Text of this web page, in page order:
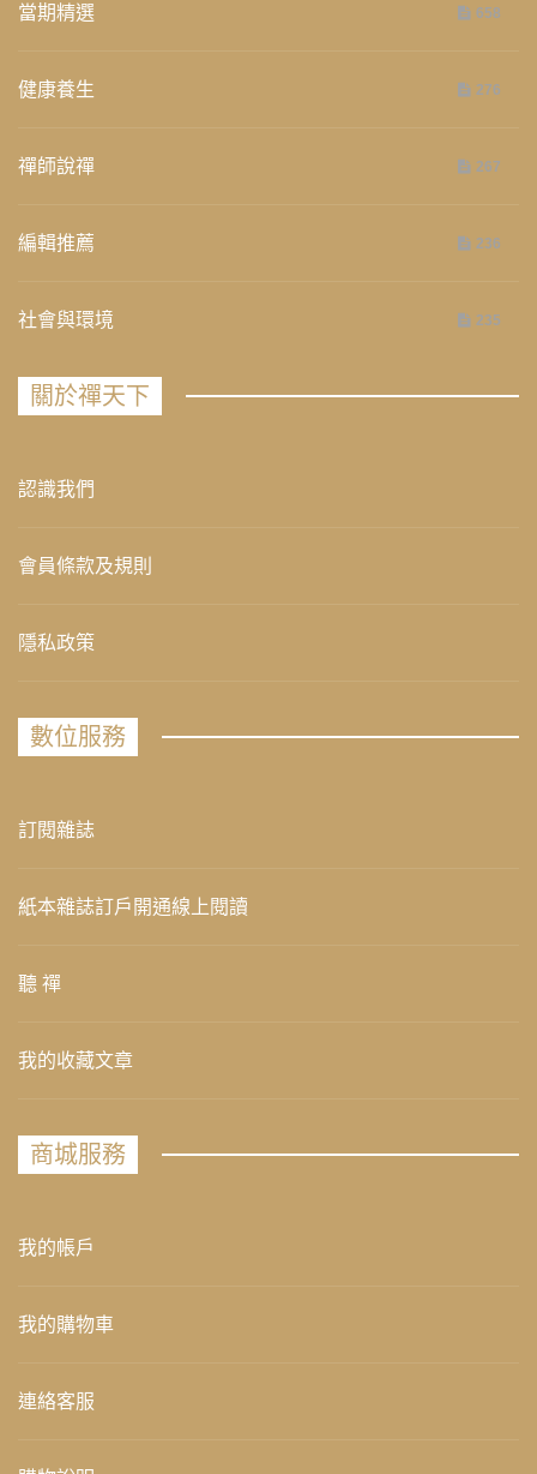
當期精選 658
健康養生 276
禪師說禪 267
編輯推薦 236
社會與環境 235
關於禪天下
認識我們
會員條款及規則
隱私政策
數位服務
訂閱雜誌
紙本雜誌訂戶開通線上閱讀
聽 禪
我的收藏文章
商城服務
我的帳戶
我的購物車
連絡客服